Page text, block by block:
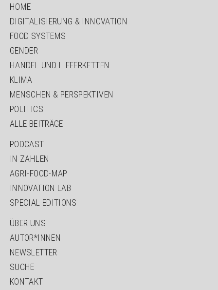
NAVIGATION
ÜBERSPRINGEN
HOME
DIGITALISIERUNG & INNOVATION
FOOD SYSTEMS
GENDER
HANDEL UND LIEFERKETTEN
KLIMA
MENSCHEN & PERSPEKTIVEN
POLITICS
ALLE BEITRÄGE
NAVIGATION
ÜBERSPRINGEN
PODCAST
IN ZAHLEN
AGRI-FOOD-MAP
INNOVATION LAB
SPECIAL EDITIONS
NAVIGATION
ÜBERSPRINGEN
ÜBER UNS
AUTOR*INNEN
NEWSLETTER
SUCHE
KONTAKT